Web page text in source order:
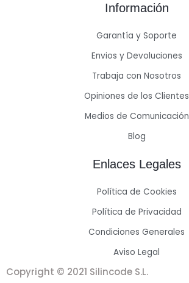
Información
Garantía y Soporte
Envios y Devoluciones
Trabaja con Nosotros
Opiniones de los Clientes
Medios de Comunicación
Blog
Enlaces Legales
Política de Cookies
Política de Privacidad
Condiciones Generales
Aviso Legal
Copyright © 2021 Silincode S.L.